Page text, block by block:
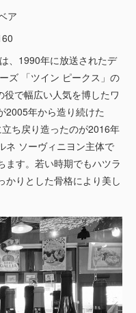
ア
、1990年に放送されたデ
ズ 「ツイン ピークス」の
で幅広い人気を博したワ
2005年から造り続けた
ち戻り造ったのが2016年
ネ ソーヴィニヨン主体で
ます。若い時期でもハツラ
かりとした骨格により美し